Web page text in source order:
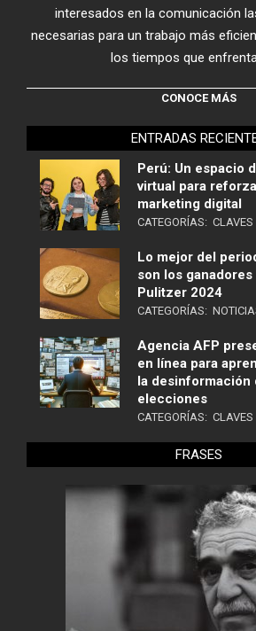
interesados en la comunicación
necesarias para un trabajo más
los tiempos que
CONOCE MÁS
ENTRADAS
Perú: Un espacio
virtual para
marketing digital
CATEGORÍAS: CLAVES
Lo mejor del
son los
Pulitzer 2024
CATEGORÍAS:
Agencia AFP
en línea para
la desinformación
elecciones
CATEGORÍAS: CLAVES
FRASES